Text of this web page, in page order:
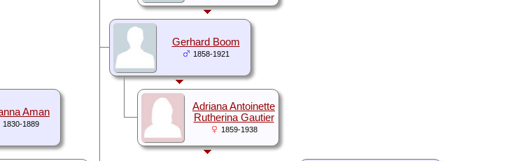
Gerhard Boom
1858-1921
Adriana Antoinette
Rutherina Gautier
1859-1938
Aman
1830-1889